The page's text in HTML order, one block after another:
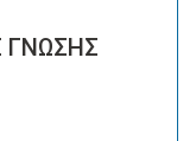
ΓΝΩΣΗΣ